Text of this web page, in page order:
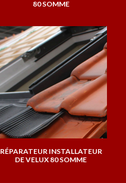
80 SOMME
RÉPARATEUR INSTALLATEUR
DE VELUX 80 SOMME